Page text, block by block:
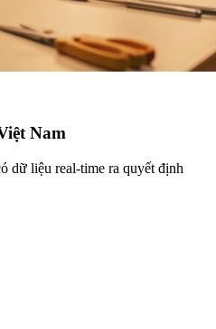
Nam
dữ liệu real-time ra quyết định